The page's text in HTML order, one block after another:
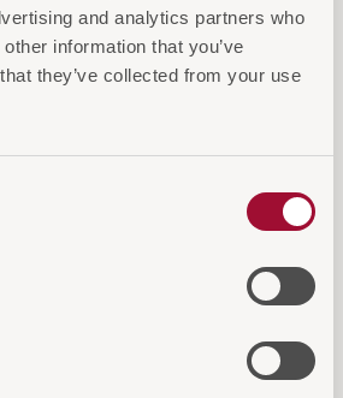
and analytics partners who
information that you’ve
they’ve collected from your use
ANFRAGELISTE
könnten Sie auch